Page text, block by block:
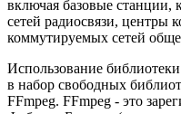
включая базовые станции,
сетей радиосвязи, центры
коммутируемых сетей
Использование
в набор свободных
FFmpeg. FFmpeg - это